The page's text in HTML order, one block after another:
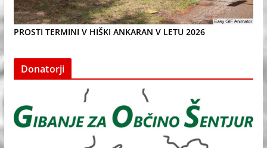
PROSTI TERMINI V HIŠKI ANKARAN V LETU 2026
Donatorji